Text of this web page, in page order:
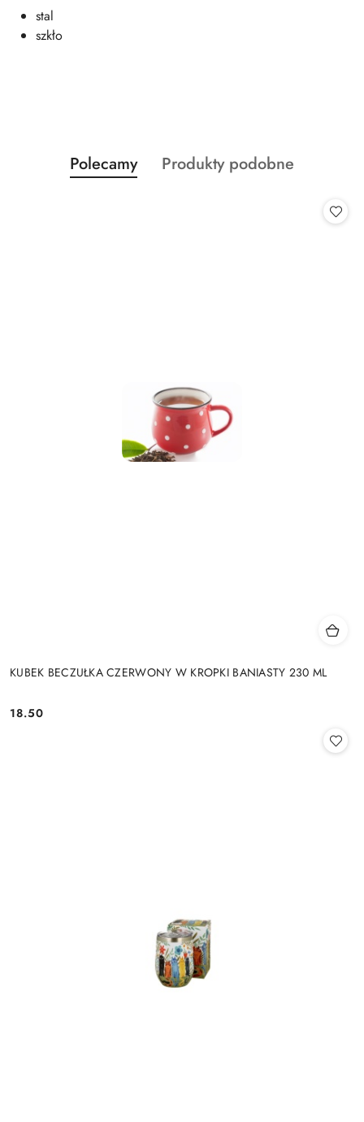
stal
szkło
Pomiń karuzelę produktów
Produkty
o
Polecamy
Produkty
Produkty podobne
KUBEK BECZUŁKA CZERWONY W KROPKI BANIASTY 230 ML
Cena:
18.50